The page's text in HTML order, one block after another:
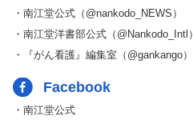
・南江堂公式（@nankodo_NEWS）
・南江堂洋書部公式（@Nankodo_Intl）
・『がん看護』編集室（@gankango）
Facebook
・南江堂公式